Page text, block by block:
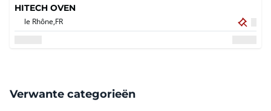
HITECH OVEN
le Rhône,FR
Verwante categorieën